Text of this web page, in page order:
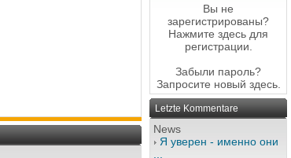
Вы не
зарегистрированы?
Нажмите здесь для
регистрации.
Забыли пароль?
Запросите новый здесь.
Letzte Kommentare
News
Я уверен - именно они